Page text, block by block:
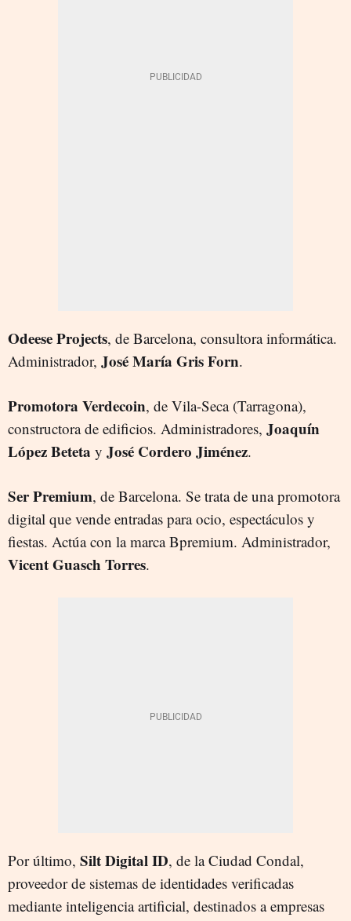
Odeese Projects, de Barcelona, consultora informática.
Administrador, José María Gris Forn.
Promotora Verdecoin, de Vila-Seca (Tarragona),
constructora de edificios. Administradores, Joaquín
López Beteta y José Cordero Jiménez.
Ser Premium, de Barcelona. Se trata de una promotora
digital que vende entradas para ocio, espectáculos y
fiestas. Actúa con la marca Bpremium. Administrador,
Vicent Guasch Torres.
Por último, Silt Digital ID, de la Ciudad Condal,
proveedor de sistemas de identidades verificadas
mediante inteligencia artificial, destinados a empresas